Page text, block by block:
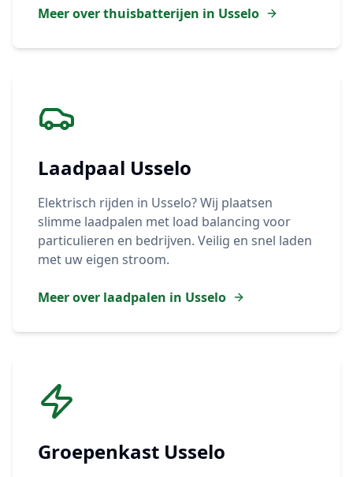
Meer over thuisbatterijen in Usselo
Laadpaal Usselo
Elektrisch rijden in Usselo? Wij plaatsen
slimme laadpalen met load balancing voor
particulieren en bedrijven. Veilig en snel laden
met uw eigen stroom.
Meer over laadpalen in Usselo
Groepenkast Usselo